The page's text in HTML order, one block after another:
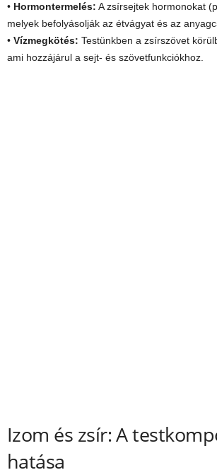
• Hormontermelés: A zsírsejtek hormonokat
melyek befolyásolják az étvágyat és az
• Vízmegkötés: Testünkben a zsírszövet
ami hozzájárul a sejt- és szövetfunkciókhoz.
Izom és zsír: A
hatása